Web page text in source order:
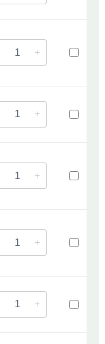
+
+
+
+
+